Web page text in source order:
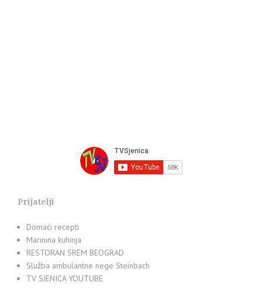
Prijatelji
Domaći recepti
Marinina kuhinja
RESTORAN SREM BEOGRAD
Služba ambulantne nege Steinbach
TV SJENICA YOUTUBE